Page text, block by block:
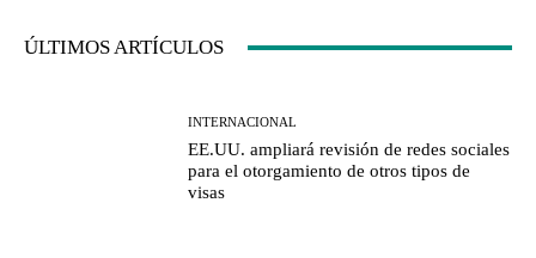
ÚLTIMOS ARTÍCULOS
INTERNACIONAL
EE.UU. ampliará revisión de redes sociales
para el otorgamiento de otros tipos de
visas